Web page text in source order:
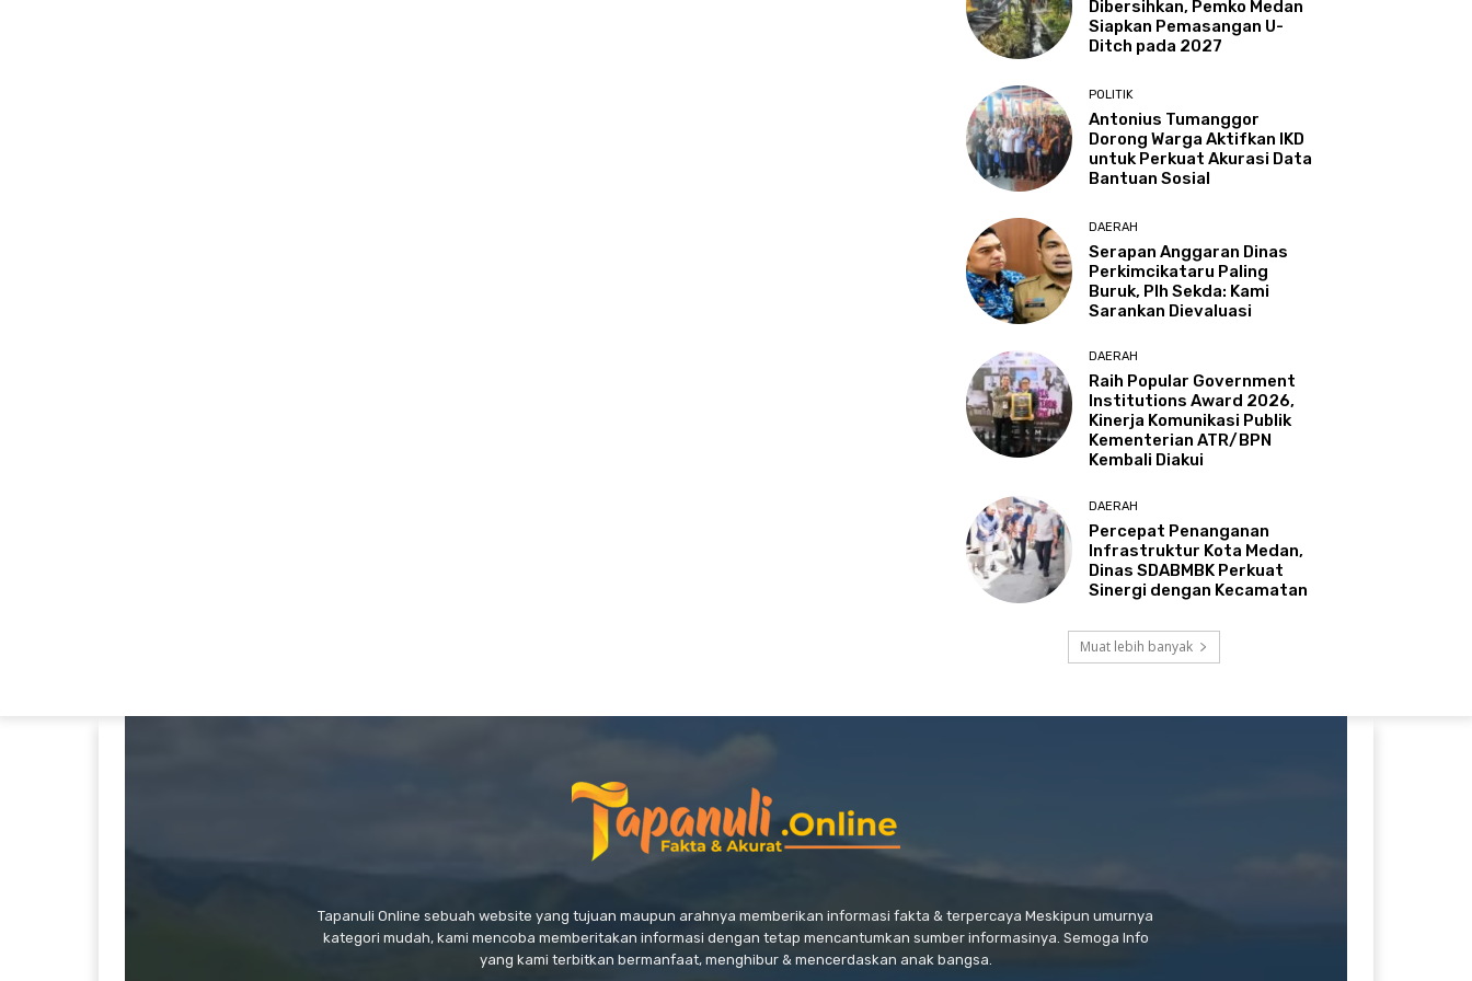
Dibersihkan, Pemko Medan
Siapkan Pemasangan U-
Ditch pada 2027
POLITIK
Antonius Tumanggor
Dorong Warga Aktifkan IKD
untuk Perkuat Akurasi Data
Bantuan Sosial
DAERAH
Serapan Anggaran Dinas
Perkimcikataru Paling
Buruk, Plh Sekda: Kami
Sarankan Dievaluasi
DAERAH
Raih Popular Government
Institutions Award 2026,
Kinerja Komunikasi Publik
Kementerian ATR/BPN
Kembali Diakui
DAERAH
Percepat Penanganan
Infrastruktur Kota Medan,
Dinas SDABMBK Perkuat
Sinergi dengan Kecamatan
Muat lebih banyak
Tapanuli Online sebuah website yang tujuan maupun arahnya memberikan informasi fakta & terpercaya Meskipun umurnya
kategori mudah, kami mencoba memberitakan informasi dengan tetap mencantumkan sumber informasinya. Semoga Info
yang kami terbitkan bermanfaat, menghibur & mencerdaskan anak bangsa.